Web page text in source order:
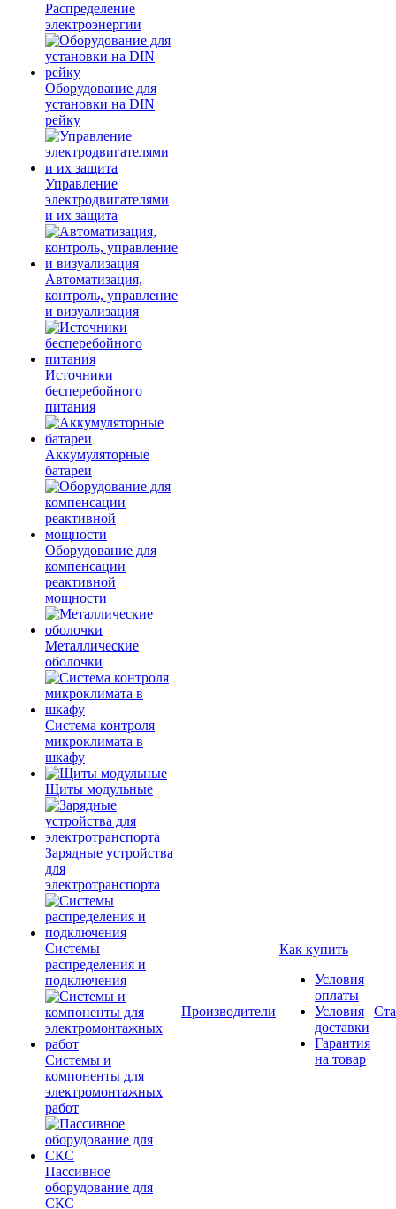
Распределение
электроэнергии
Оборудование для
установки на DIN
рейку
Управление
электродвигателями
и их защита
Автоматизация,
контроль, управление
и визуализация
Источники
бесперебойного
питания
Аккумуляторные
батареи
Оборудование для
компенсации
реактивной
мощности
Металлические
оболочки
Система контроля
микроклимата в
шкафу
Щиты модульные
Зарядные устройства
для
электротранспорта
Системы
распределения и
подключения
Системы и
компоненты для
электромонтажных
работ
Пассивное
оборудование для
СКС
Производители
Как купить
Условия
оплаты
Условия
доставки
Гарантия
на товар